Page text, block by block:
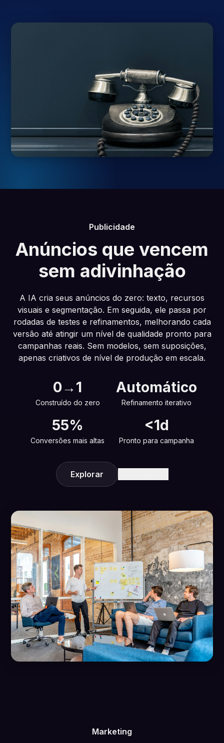
Publicidade
Anúncios que vencem
sem adivinhação
A IA cria seus anúncios do zero: texto, recursos
visuais e segmentação. Em seguida, ele passa por
rodadas de testes e refinamentos, melhorando cada
versão até atingir um nível de qualidade pronto para
campanhas reais. Sem modelos, sem suposições,
apenas criativos de nível de produção em escala.
0→1
Construído do zero
Automático
Refinamento iterativo
55%
Conversões mais altas
<1d
Pronto para campanha
Explorar Saiba mais
Marketing